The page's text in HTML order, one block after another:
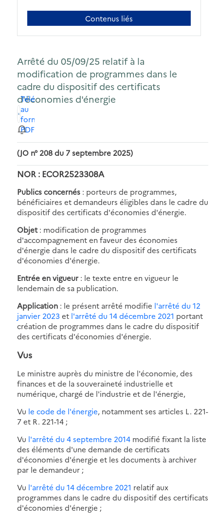
Contenus liés
Arrêté du 05/09/25 relatif à la
modification de programmes dans le
cadre du dispositif des certificats
d'économies d'énergie
Télécharger
au
format
PDF
(JO n° 208 du 7 septembre 2025)
NOR : ECOR2523308A
Publics concernés : porteurs de programmes,
bénéficiaires et demandeurs éligibles dans le cadre du
dispositif des certificats d'économies d'énergie.
Objet: modification de programmes
d'accompagnement en faveur des économies
d'énergie dans le cadre du dispositif des certificats
d'économies d'énergie.
Entrée en vigueur : le texte entre en vigueur le
lendemain de sa publication.
Application : le présent arrêté modifie l'arrêté du 12
janvier 2023 et l'arrêté du 14 décembre 2021 portant
création de programmes dans le cadre du dispositif
des certificats d'économies d'énergie.
Vus
Le ministre auprès du ministre de l'économie, des
finances et de la souveraineté industrielle et
numérique, chargé de l'industrie et de l'énergie,
Vu le code de l'énergie, notamment ses articles L. 221-
7 et R. 221-14 ;
Vu l'arrêté du 4 septembre 2014 modifié fixant la liste
des éléments d'une demande de certificats
d'économies d'énergie et les documents à archiver
par le demandeur ;
Vu l'arrêté du 14 décembre 2021 relatif aux
programmes dans le cadre du dispositif des certificats
d'économies d'énergie ;